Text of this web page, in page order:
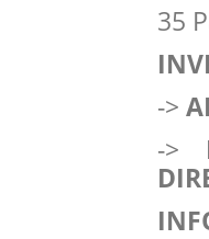
35
->
->